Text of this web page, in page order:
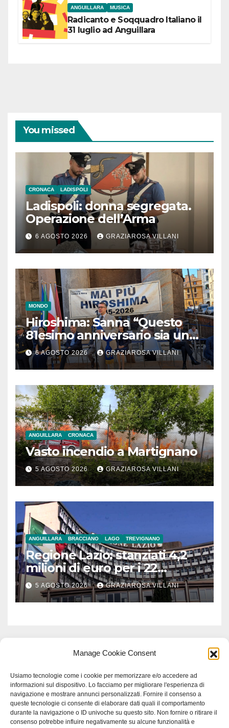
Manage Cookie Consent
Usiamo tecnologie come i cookie per memorizzare e/o accedere ad
informazioni sul dispositivo. Lo facciamo per migliorare l'esperienza di
navigazione e mostrare annunci personalizzati. Fornire il consenso a
queste tecnologie ci consente di elaborare dati quali il comportamento
durante la navigazione o ID univoche su questo sito. Non fornire o ritirare il
consenso potrebbe influire negativamente su alcune funzionalità e
ANGUILLARA MUSICA
Radicanto e Soqquadro Italiano il
31 luglio ad Anguillara
You missed
CRONACA LADISPOLI
Ladispoli: donna segregata.
Operazione dell’Arma
6 AGOSTO 2026 GRAZIAROSA VILLANI
MONDO
Hiroshima: Sanna “Questo
81esimo anniversario sia un
monito per tutti”
6 AGOSTO 2026 GRAZIAROSA VILLANI
ANGUILLARA CRONACA
Vasto incendio a Martignano
5 AGOSTO 2026 GRAZIAROSA VILLANI
ANGUILLARA BRACCIANO LAGO TREVIGNANO
Regione Lazio: stanziati 4,2
milioni di euro per i 22
Comuni dell’Etruria
Meridionale
5 AGOSTO 2026 GRAZIAROSA VILLANI